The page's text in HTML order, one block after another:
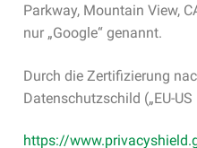
Parkway, Mountain View,
nur „Google“ genannt.
Durch die Zertifizierung
Datenschutzschild („EU-
https://